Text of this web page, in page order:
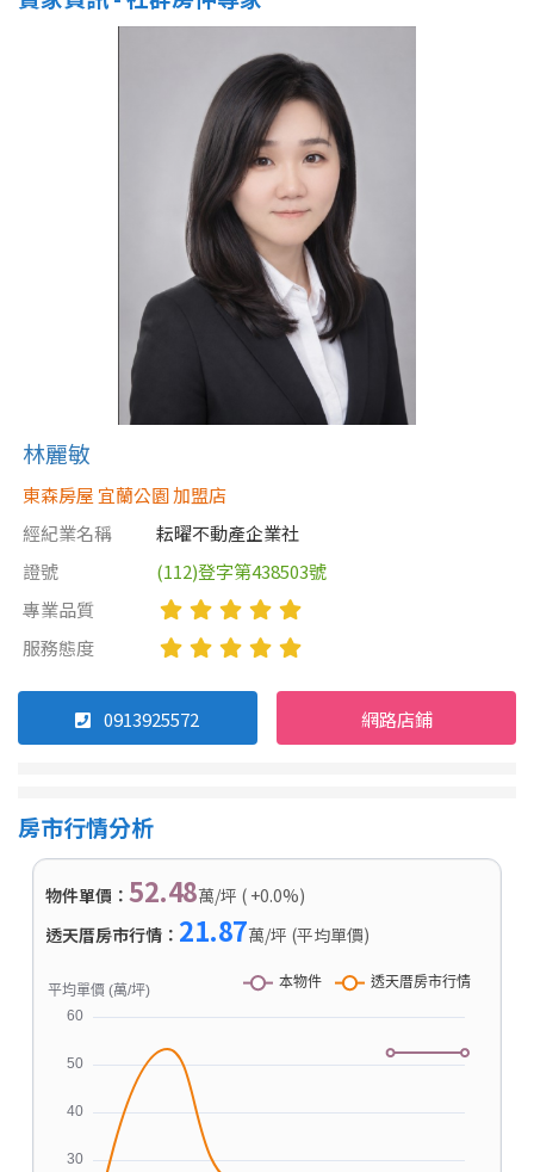
林麗敏
東森房屋 宜蘭公園 加盟店
經紀業名稱
耘曜不動產企業社
證號
(112)登字第438503號
專業品質
服務態度
0913925572 網路店鋪
房市行情分析
物件單價： 52.48萬/坪 ( +0.0%)
透天厝房市行情： 21.87萬/坪 (平均單價)